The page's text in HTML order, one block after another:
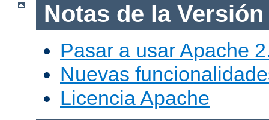
Notas de la Versión
Pasar a usar Apache
Nuevas
Licencia Apache